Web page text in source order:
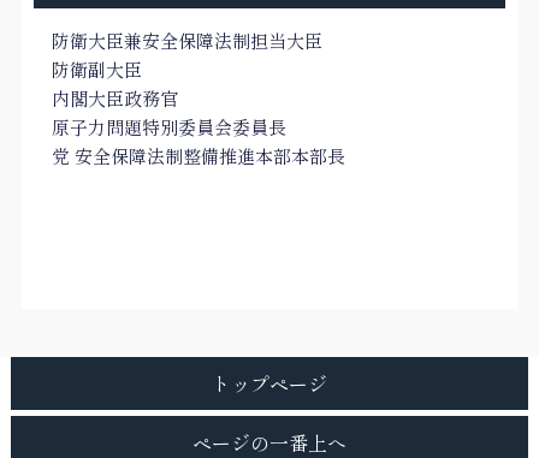
防衛大臣兼安全保障法制担当大臣
防衛副大臣
内閣大臣政務官
原子力問題特別委員会委員長
党 安全保障法制整備推進本部本部長
トップページ
ページの一番上へ